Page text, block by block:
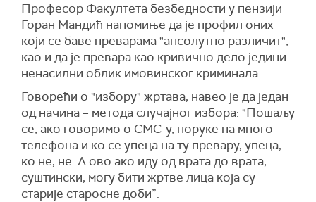
Професор Факултета безбедности у пензији
Горан Мандић напомиње да је профил оних
који се баве преварама "апсолутно различит",
као и да је превара као кривично дело једини
ненасилни облик имовинског криминала.
Говорећи о "избору" жртава, навео је да један
од начина – метода случајног избора: "Пошаљу
се, ако говоримо о СМС-у, поруке на много
телефона и ко се упеца на ту превару, упеца,
ко не, не. А ово ако иду од врата до врата,
суштински, могу бити жртве лица која су
старије старосне доби”.